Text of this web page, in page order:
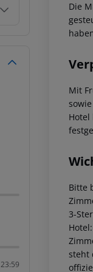
23:59
Die
Mit
Hotel
Bitte
3-
steht